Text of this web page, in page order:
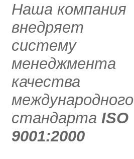
Наша компания
внедряет
систему
менеджмента
качества
международного
стандарта ISO
9001:2000